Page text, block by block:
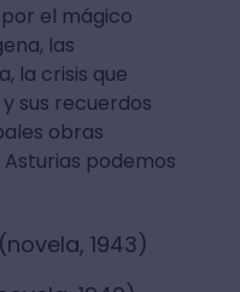
el mágico
las
la crisis que
sus recuerdos
obras
podemos
1943)